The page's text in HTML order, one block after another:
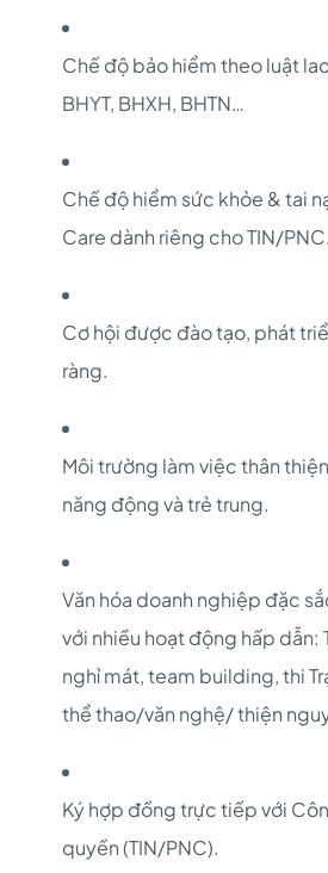
Chế độ bảo hiểm theo luật
BHYT, BHXH, BHTN…
Chế độ hiểm sức khỏe & tai
Care dành riêng cho TIN/PNC.
Cơ hội được đào tạo, phát
ràng.
Môi trường làm việc thân
năng động và trẻ trung.
Văn hóa doanh nghiệp đặc
với nhiều hoạt động hấp dẫn:
nghỉ mát, team building, thi
thể thao/văn nghệ/ thiện
Ký hợp đồng trực tiếp với
quyền (TIN/PNC).